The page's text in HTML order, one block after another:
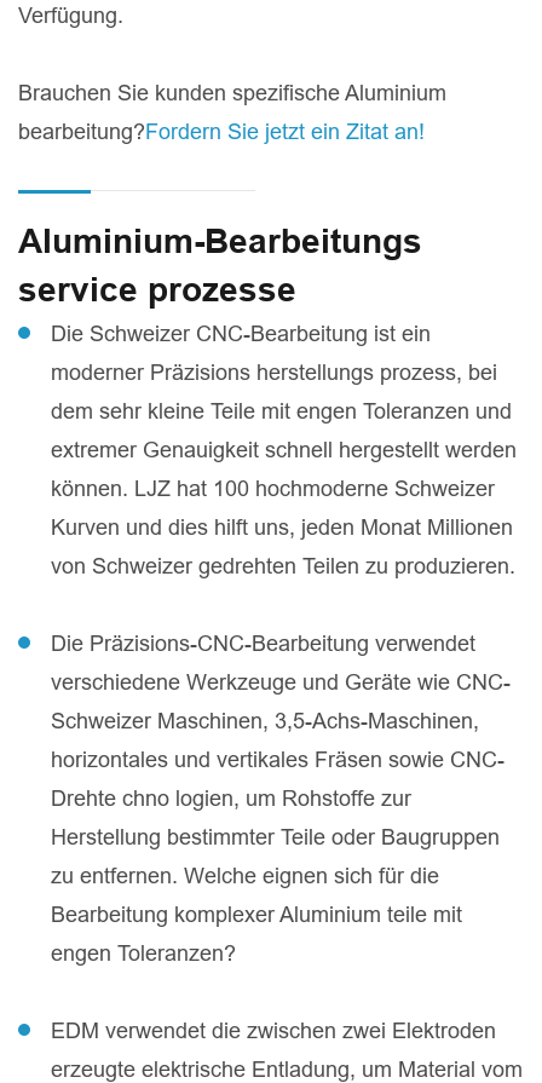
Verfügung.
Brauchen Sie kunden spezifische Aluminium
bearbeitung?Fordern Sie jetzt ein Zitat an!
Aluminium-Bearbeitungs
service prozesse
Die Schweizer CNC-Bearbeitung ist ein
moderner Präzisions herstellungs prozess, bei
dem sehr kleine Teile mit engen Toleranzen und
extremer Genauigkeit schnell hergestellt werden
können. LJZ hat 100 hochmoderne Schweizer
Kurven und dies hilft uns, jeden Monat Millionen
von Schweizer gedrehten Teilen zu produzieren.
Die Präzisions-CNC-Bearbeitung verwendet
verschiedene Werkzeuge und Geräte wie CNC-
Schweizer Maschinen, 3,5-Achs-Maschinen,
horizontales und vertikales Fräsen sowie CNC-
Drehte chno logien, um Rohstoffe zur
Herstellung bestimmter Teile oder Baugruppen
zu entfernen. Welche eignen sich für die
Bearbeitung komplexer Aluminium teile mit
engen Toleranzen?
EDM verwendet die zwischen zwei Elektroden
erzeugte elektrische Entladung, um Material vom